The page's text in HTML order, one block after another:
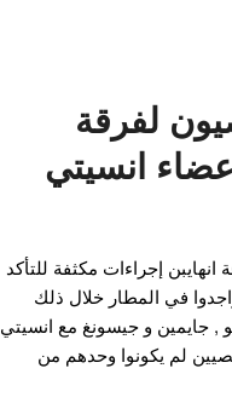
لفرقة
انسيتي
إجراءات مكثفة للتأكد
في المطار خلال ذلك
, جايمين و جيسونغ مع انسيتي
لم يكونوا وحدهم من